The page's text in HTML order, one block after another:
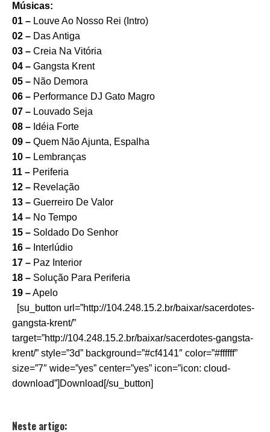
Músicas:
01 – Louve Ao Nosso Rei (Intro)
02 – Das Antiga
03 – Creia Na Vitória
04 – Gangsta Krent
05 – Não Demora
06 – Performance DJ Gato Magro
07 – Louvado Seja
08 – Idéia Forte
09 – Quem Não Ajunta, Espalha
10 – Lembranças
11 – Periferia
12 – Revelação
13 – Guerreiro De Valor
14 – No Tempo
15 – Soldado Do Senhor
16 – Interlúdio
17 – Paz Interior
18 – Solução Para Periferia
19 –Apelo
[su_button url=”http://104.248.15.2.br/baixar/sacerdotes-
gangsta-krent/”
target=”http://104.248.15.2.br/baixar/sacerdotes-gangsta-
krent/” style=”3d” background=”#cf4141″ color=”#ffffff”
size=”7″ wide=”yes” center=”yes” icon=”icon: cloud-
download”]Download[/su_button]
Neste artigo: